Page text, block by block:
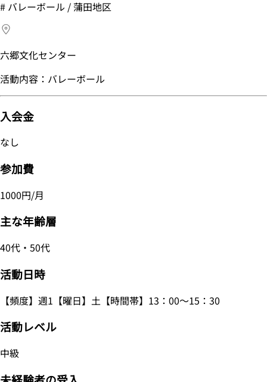
# バレーボール / 蒲田地区
六郷文化センター
活動内容：バレーボール
入会金
なし
参加費
1000円/月
主な年齢層
40代・50代
活動日時
【頻度】週1【曜日】土【時間帯】13：00～15：30
活動レベル
中級